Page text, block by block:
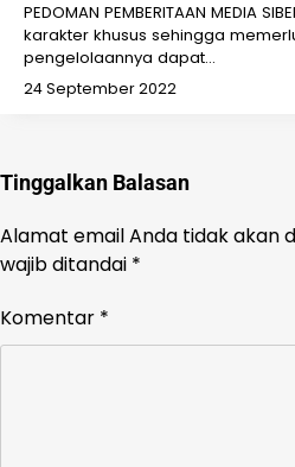
PEDOMAN PEMBERITAAN MEDIA
karakter khusus sehingga
pengelolaannya dapat…
24 September 2022
Tinggalkan Balasan
Alamat email Anda tidak akan
wajib ditandai *
Komentar *